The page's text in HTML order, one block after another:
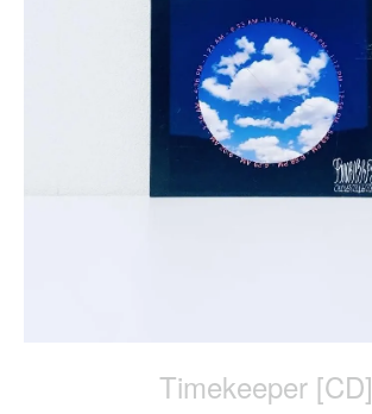
Timekeeper [CD]